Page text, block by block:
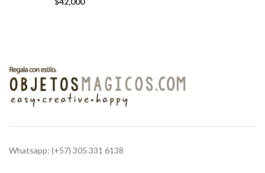
Whatsapp: (+57) 305 331 6138